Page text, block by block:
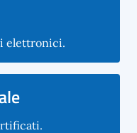
elettronici.